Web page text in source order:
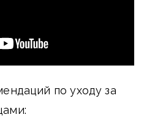
по уходу за